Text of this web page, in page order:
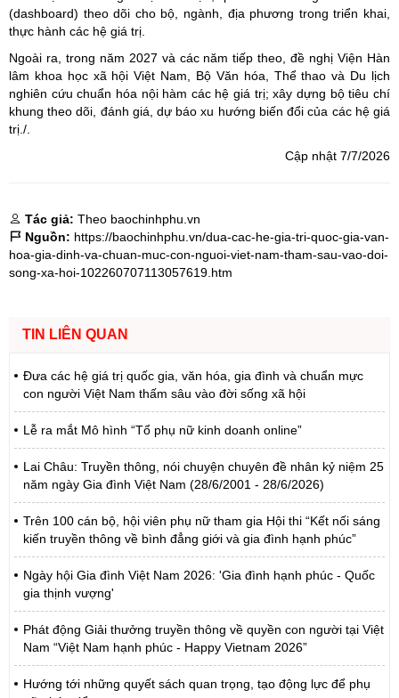
(dashboard) theo dõi cho bộ, ngành, địa phương trong triển khai,
thực hành các hệ giá trị.
Ngoài ra, trong năm 2027 và các năm tiếp theo, đề nghị Viện Hàn
lâm khoa học xã hội Việt Nam, Bộ Văn hóa, Thể thao và Du lịch
nghiên cứu chuẩn hóa nội hàm các hệ giá trị; xây dựng bộ tiêu chí
khung theo dõi, đánh giá, dự báo xu hướng biến đổi của các hệ giá
trị./.
Cập nhật 7/7/2026
Tác giả: Theo baochinhphu.vn
Nguồn: https://baochinhphu.vn/dua-cac-he-gia-tri-quoc-gia-van-
hoa-gia-dinh-va-chuan-muc-con-nguoi-viet-nam-tham-sau-vao-doi-
song-xa-hoi-102260707113057619.htm
TIN LIÊN QUAN
Đưa các hệ giá trị quốc gia, văn hóa, gia đình và chuẩn mực
con người Việt Nam thấm sâu vào đời sống xã hội
Lễ ra mắt Mô hình “Tổ phụ nữ kinh doanh online”
Lai Châu: Truyền thông, nói chuyện chuyên đề nhân kỷ niệm 25
năm ngày Gia đình Việt Nam (28/6/2001 - 28/6/2026)
Trên 100 cán bộ, hội viên phụ nữ tham gia Hội thi “Kết nối sáng
kiến truyền thông về bình đẳng giới và gia đình hạnh phúc”
Ngày hội Gia đình Việt Nam 2026: 'Gia đình hạnh phúc - Quốc
gia thịnh vượng'
Phát động Giải thưởng truyền thông về quyền con người tại Việt
Nam “Việt Nam hạnh phúc - Happy Vietnam 2026”
Hướng tới những quyết sách quan trọng, tạo động lực để phụ